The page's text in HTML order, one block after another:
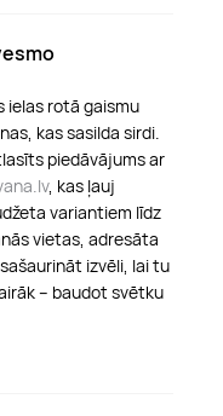
ielas rotā gaismu
kas sasilda sirdi.
piedāvājums ar
, kas ļauj
variantiem līdz
vietas, adresāta
izvēli, lai tu
– baudot svētku